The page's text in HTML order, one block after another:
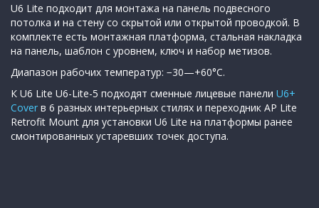
U6 Lite подходит для монтажа на панель подвесного
потолка и на стену со скрытой или открытой проводкой. В
комплекте есть монтажная платформа, стальная накладка
на панель, шаблон с уровнем, ключ и набор метизов.
Диапазон рабочих температур: −30—+60°C.
К U6 Lite U6-Lite-5 подходят сменные лицевые панели U6+
Cover в 6 разных интерьерных стилях и переходник AP Lite
Retrofit Mount для установки U6 Lite на платформы ранее
смонтированных устаревших точек доступа.